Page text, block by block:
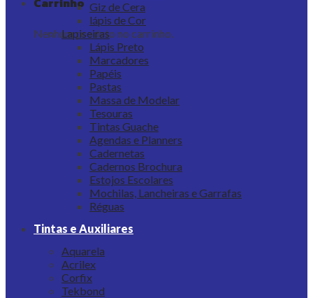
Nenhum produto no carrinho.
Giz de Cera
lápis de Cor
Lapiseiras
Lápis Preto
Marcadores
Papéis
Pastas
Massa de Modelar
Tesouras
Tintas Guache
Agendas e Planners
Cadernetas
Cadernos Brochura
Estojos Escolares
Mochilas, Lancheiras e Garrafas
Réguas
Tintas e Auxiliares
Aquarela
Acrilex
Corfix
Tekbond